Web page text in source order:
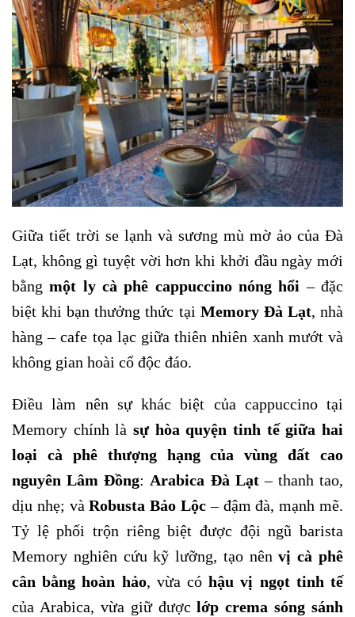
Giữa tiết trời se lạnh và sương mù mờ ảo của Đà
Lạt, không gì tuyệt vời hơn khi khởi đầu ngày mới
bằngmột ly cà phê cappuccino nóng hổi – đặc
biệt khi bạn thưởng thức tại Memory Đà Lạt, nhà
hàng – cafe tọa lạc giữa thiên nhiên xanh mướt và
không gian hoài cổ độc đáo.
Điều làm nên sự khác biệt của cappuccino tại
Memory chính là sự hòa quyện tinh tế giữa hai
loại cà phê thượng hạng của vùng đất cao
nguyên Lâm Đồng: Arabica Đà Lạt– thanh tao,
dịu nhẹ; vàRobusta Bảo Lộc – đậm đà, mạnh mẽ.
Tỷ lệ phối trộn riêng biệt được đội ngũ barista
Memory nghiên cứu kỹ lưỡng, tạo nênvị cà phê
cân bằng hoàn hảo, vừa cóhậu vị ngọt tinh tế
của Arabica, vừa giữ đượclớp crema sóng sánh